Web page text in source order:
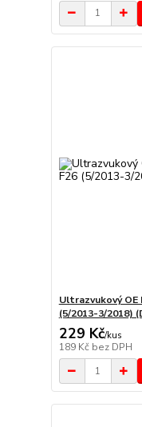
Ultrazvukový OE
(5/2013-3/2018)
229 Kč/kus
189 Kč bez DPH